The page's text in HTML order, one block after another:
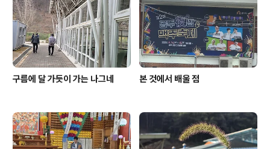
구름에 달 가듯이 가는 나그네 본 것에서 배울 점